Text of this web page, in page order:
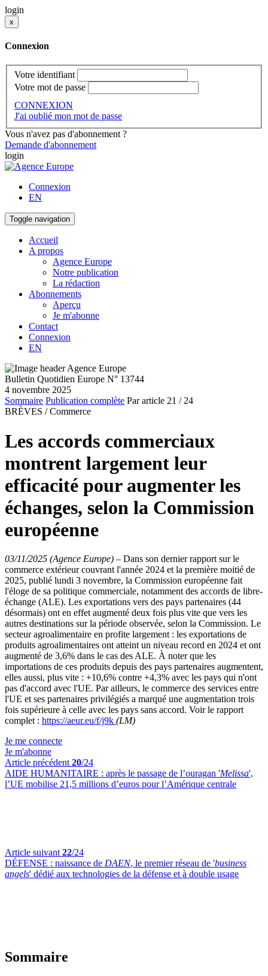
login
x
Connexion
Votre identifiant
Votre mot de passe
CONNEXION
J'ai oublié mon mot de passe
Vous n'avez pas d'abonnement ?
Demande d'abonnement
login
Connexion
EN
Toggle navigation
Accueil
A propos
Agence Europe
Notre publication
La rédaction
Abonnements
Aperçu
Je m'abonne
Contact
Connexion
EN
Bulletin Quotidien Europe N° 13744
4 novembre 2025
Sommaire Publication complète Par article 21 / 24
BRÈVES / Commerce
Les accords commerciaux
montrent largement leur
efficacité pour augmenter les
échanges, selon la Commission
européenne
03/11/2025 (Agence Europe) – Dans son dernier rapport sur le
commerce extérieur couvrant l'année 2024 et la première moitié de
2025, publié lundi 3 novembre, la Commission européenne fait
l'éloge de sa politique commerciale, notamment des accords de libre-
échange (ALE). Les exportations vers des pays partenaires (44
désormais) ont en effet augmenté deux fois plus vite que vers les
autres destinations sur la période observée, selon la Commission. Le
secteur agroalimentaire en profite largement : les exportations de
produits agroalimentaires ont atteint un niveau record en 2024 et ont
augmenté de 3,6% dans le cas des ALE. À noter que les
importations de ces produits depuis des pays partenaires augmentent,
elles aussi, plus vite : +10,6% contre +4,3% avec les pays qui n'ont
pas d'accord avec l'UE. Par ailleurs, le commerce des services entre
l'UE et ses partenaires privilégiés a marqué une augmentation trois
fois supérieure à celle avec les pays sans accord. Voir le rapport
complet : https://aeur.eu/f/j9k (LM)
Je me connecte
Je m'abonne
Article précédent 20/24
AIDE HUMANITAIRE : après le passage de l’ouragan 'Melissa',
l’UE mobilise 21,5 millions d’euros pour l’Amérique centrale
Article suivant 22/24
DÉFENSE : naissance de DAEN, le premier réseau de 'business
angels' dédié aux technologies de la défense et à double usage
Sommaire